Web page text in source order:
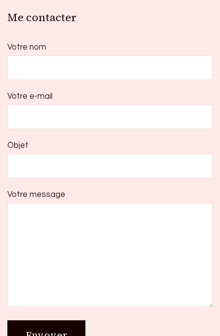
Me contacter
Votre nom
Votre e-mail
Objet
Votre message